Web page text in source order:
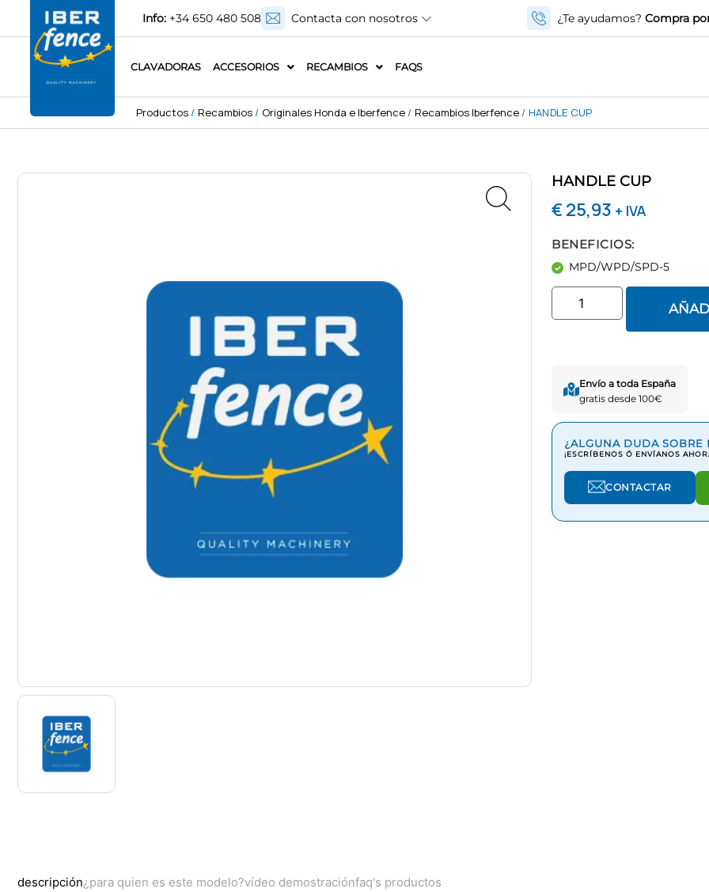
Info: +34 650 480 508 Contacta con nosotros ¿Te ayudamos? Compra
CLAVADORAS ACCESORIOS RECAMBIOS FAQS
Productos / Recambios/ Originales Honda e Iberfence/ Recambios Iberfence/ HANDLE CUP
HANDLE CUP
€25,93 + IVA
BENEFICIOS:
MPD/WPD/SPD-5
Envío a toda España
gratis desde 100€
¿ALGUNA DUDA SOBRE
¡ESCRÍBENOS Ó ENVÍANOS
CONTACTAR
descripción¿para quien es este modelo?vídeo demostraciónfaq's productos